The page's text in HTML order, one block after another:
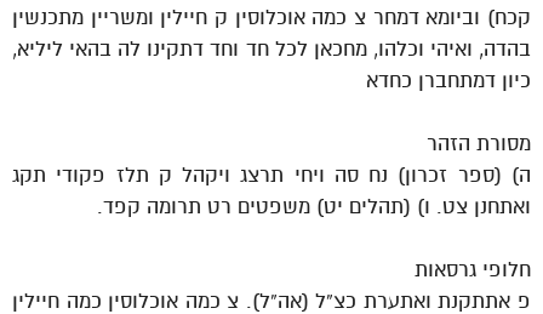
קכח) וביומא דמחר צ כמה אוכלוסין ק חיילין ומשריין מתכנשין
בהדה, ואיהי וכלהו, מחכאן לכל חד וחד דתקינו לה בהאי ליליא,
כיון דמתחברן כחדא
מסורת הזהר
ה) (ספר זכרון) נח סה ויחי תרצג ויקהל ק תלז פקודי תקג
ואתחנן צט. ו) (תהלים יט) משפטים רט תרומה קפד.
חלופי גרסאות
פ אתתקנת ואתערת כצ”ל (אה”ל). צ כמה אוכלוסין כמה חיילין